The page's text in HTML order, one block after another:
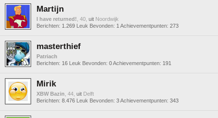
Martijn
I have returned! , 40, uit Noordwijk
Berichten: 1.269 Leuk Bevonden: 1 Achievementpunten: 273
masterthief
Patriach
Berichten: 16 Leuk Bevonden: 0Achievementpunten: 191
Mirik
XBW Bazin , 44, uit Delft
Berichten: 8.476 Leuk Bevonden: 3Achievementpunten: 343